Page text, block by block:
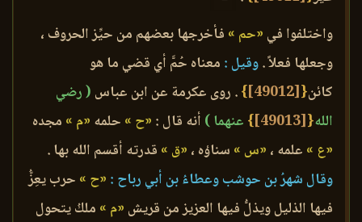
واختلفوا في «حم » فأخرجها بعضهم من حيِّز الحروف ،
وجعلها فعلاً .وقيل : معناه حُمَّ أي قضي ما هو
كائن{
[49012]
}. روى عكرمة عن ابن عباس ( رضي
الله{
[49013]
} عنهما ) أنه قال : «ح » حلمه «م » مجده
«ع » علمه ، «س » سناؤه ، «ق » قدرته أقسم الله بها .
وقال شهرُ بن حوشب وعطاءُ بن أبي رباح : «ح » حرب يعِزُّ
فيها الذليل ويذلُّ فيها العزيز من قريش «م » ملكُ يتحول